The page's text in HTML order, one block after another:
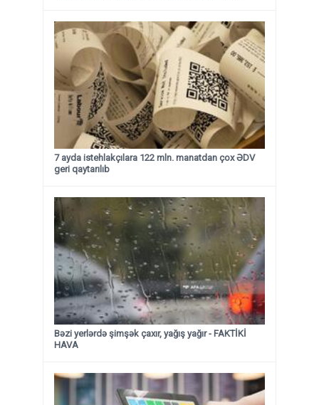
7 ayda istehlakçılara 122 mln. manatdan çox ƏDV
geri qaytarılıb
Bəzi yerlərdə şimşək çaxır, yağış yağır - FAKTİKİ
HAVA